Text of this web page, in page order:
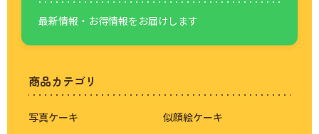
最新情報・お得情報をお届けします
商品カテゴリ
写真ケーキ
似顔絵ケーキ